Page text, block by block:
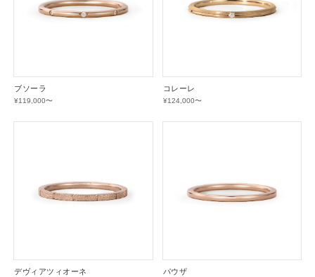
ブソーラ
¥119,000〜
コレーレ
¥124,000〜
デヴィアツィオーネ パウザ